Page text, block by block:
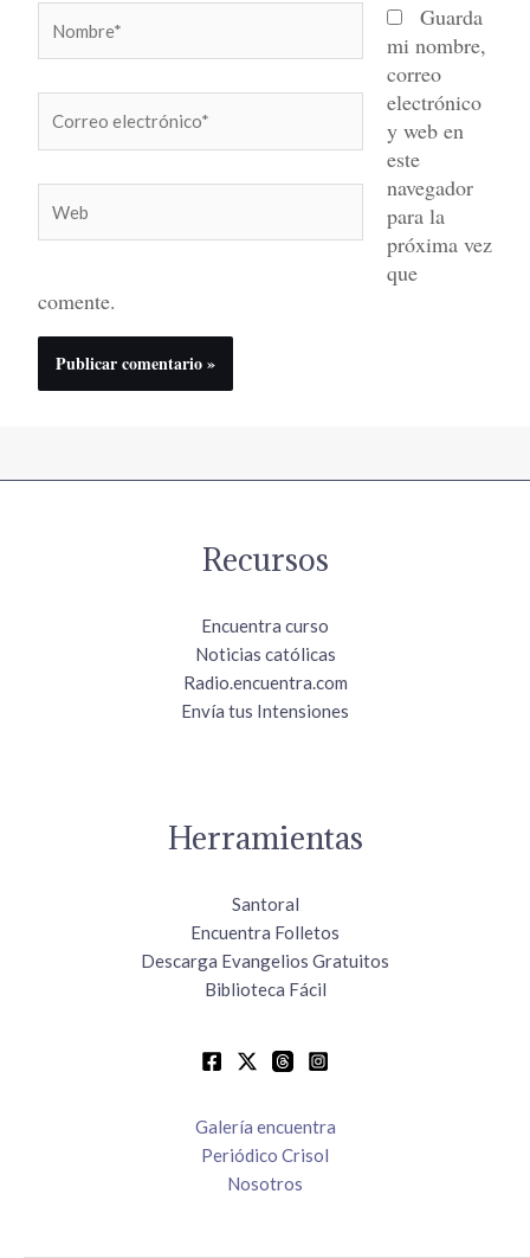
electrónico*
Guarda
mi nombre,
correo
electrónico
y web en
este
navegador
para la
próxima vez
que
comente.
Recursos
Encuentra curso
Noticias católicas
Radio.encuentra.com
Envía tus Intensiones
Herramientas
Santoral
Encuentra Folletos
Descarga Evangelios Gratuitos
Biblioteca Fácil
Galería encuentra
Periódico Crisol
Nosotros